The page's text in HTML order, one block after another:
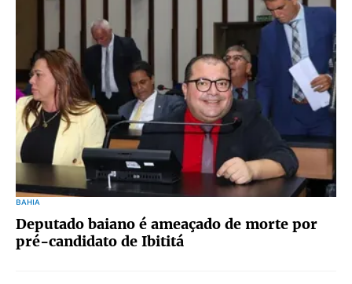
BAHIA
Deputado baiano é ameaçado de morte por
pré-candidato de Ibititá